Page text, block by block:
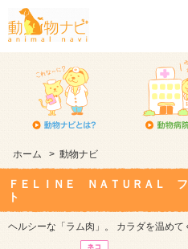
ホーム > 動物ナビ
ＦＥＬＩＮＥ ＮＡＴＵＲＡＬ
ト
ヘルシーな「ラム肉」。 カラダを温めて